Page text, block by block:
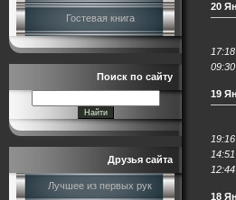
Гостевая книга
Поиск по сайту
Друзья сайта
Лучшее из первых рук
20
17:18
09:30
19
19:16
14:51
12:44
18